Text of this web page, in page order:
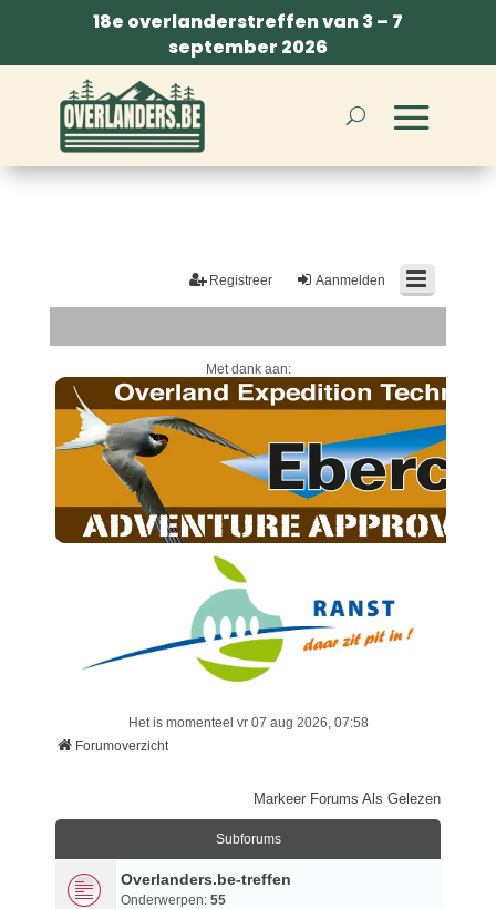
18e overlanderstreffen van 3 – 7
september 2026